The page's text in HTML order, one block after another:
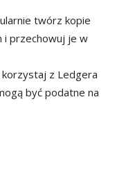
twórz kopie
i przechowuj je w
korzystaj z Ledgera
być podatne na